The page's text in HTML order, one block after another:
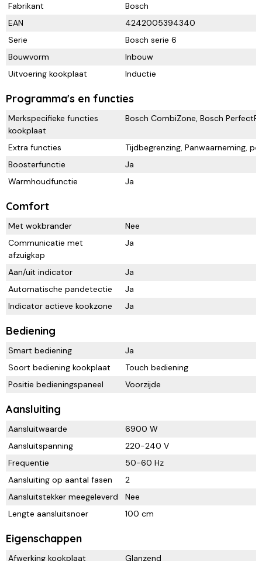
Fabrikant
Bosch
EAN
4242005394340
Serie
Bosch serie 6
Bouwvorm
Inbouw
Uitvoering kookplaat
Inductie
Programma's en functies
Merkspecifieke functies
kookplaat
Bosch CombiZone, Bosch
Extra functies
Tijdbegrenzing, Panwaarneming,
Boosterfunctie
Ja
Warmhoudfunctie
Ja
Comfort
Met wokbrander
Nee
Communicatie met
afzuigkap
Ja
Aan/uit indicator
Ja
Automatische pandetectie
Ja
Indicator actieve kookzone
Ja
Bediening
Smart bediening
Ja
Soort bediening kookplaat
Touch bediening
Positie bedieningspaneel
Voorzijde
Aansluiting
Aansluitwaarde
6900 W
Aansluitspanning
220-240 V
Frequentie
50-60 Hz
Aansluiting op aantal fasen
2
Aansluitstekker meegeleverd
Nee
Lengte aansluitsnoer
100 cm
Eigenschappen
Afwerking kookplaat Glanzend